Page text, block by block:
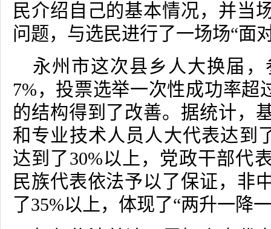
民介绍自己的基本情况，并当
问题，与选民进行了一场场“面
永州市这次县乡人大换届
7% ，投票选举一次性成功率超
的结构得到了改善。据统计，
和专业技术人员人大代表达到
达到了 30%以上，党政干部代
民族代表依法予以了保证，非
了35%以上，体现了“两升一降